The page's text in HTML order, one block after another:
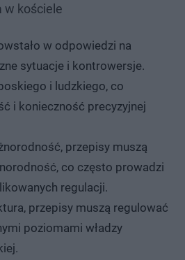
w kościele
w odpowiedzi na
sytuacje i kontrowersje.
i ludzkiego, co
i konieczność precyzyjnej
przepisy muszą
co często prowadzi
regulacji.
przepisy muszą regulować
poziomami władzy